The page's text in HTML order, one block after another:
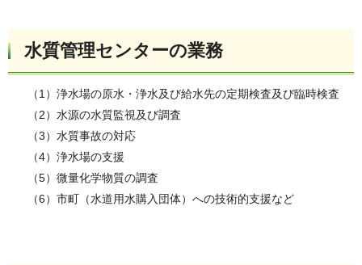
水質管理センターの業務
（1）浄水場の原水・浄水及び給水先の定期検査及び臨時検査
（2）水源の水質監視及び調査
（3）水質事故の対応
（4）浄水場の支援
（5）微量化学物質の調査
（6）市町（水道用水購入団体）への技術的支援など